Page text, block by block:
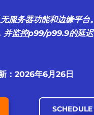
务器功能和边缘平
监控p99/p99.9的延
：2026年6月26日